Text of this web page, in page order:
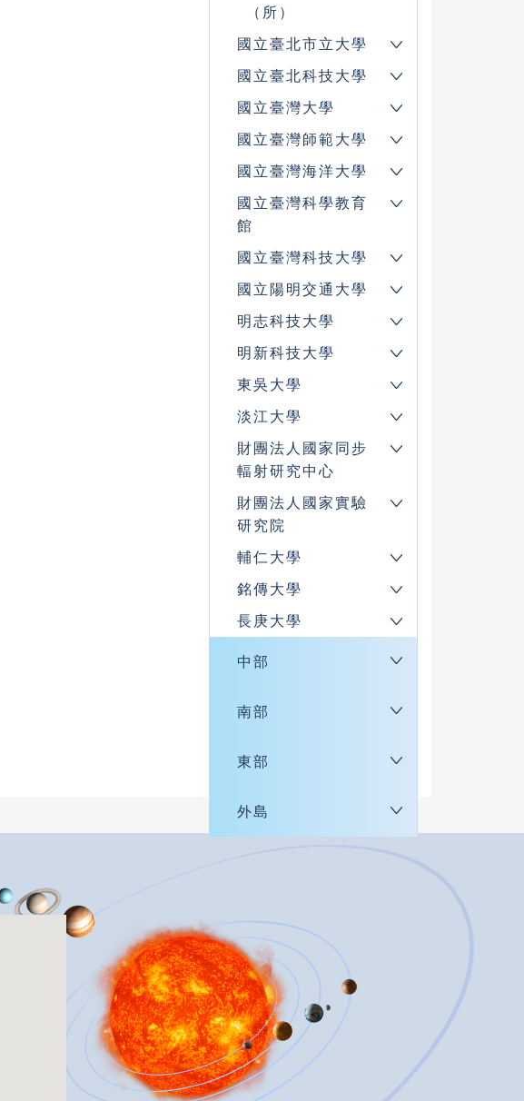
（所）
國立臺北市立大學
國立臺北科技大學
國立臺灣大學
國立臺灣師範大學
國立臺灣海洋大學
國立臺灣科學教育
館
國立臺灣科技大學
國立陽明交通大學
明志科技大學
明新科技大學
東吳大學
淡江大學
財團法人國家同步
輻射研究中心
財團法人國家實驗
研究院
輔仁大學
銘傳大學
長庚大學
中部
南部
東部
外島